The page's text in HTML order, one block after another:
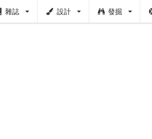
雜誌 設計 發掘